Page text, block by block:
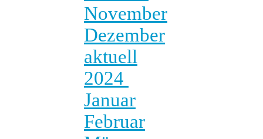
November
Dezember
aktuell
2024
Januar
Februar